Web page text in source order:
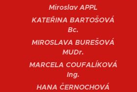
Miroslav APPL
KATEŘINA BARTOŠOVÁ
Bc.
MIROSLAVA BUREŠOVÁ
MUDr.
MARCELA COUFALÍKOVÁ
Ing.
HANA ČERNOCHOVÁ